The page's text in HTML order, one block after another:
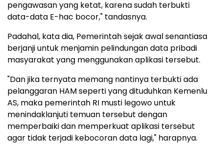
pengawasan yang ketat, karena sudah terbukti
data-data E-hac bocor," tandasnya.
Padahal, kata dia, Pemerintah sejak awal senantiasa
berjanji untuk menjamin pelindungan data pribadi
masyarakat yang menggunakan aplikasi tersebut.
"Dan jika ternyata memang nantinya terbukti ada
pelanggaran HAM seperti yang dituduhkan Kemenlu
AS, maka pemerintah RI musti legowo untuk
menindaklanjuti temuan tersebut dengan
memperbaiki dan memperkuat aplikasi tersebut
agar tidak terjadi kebocoran data lagi," harapnya.